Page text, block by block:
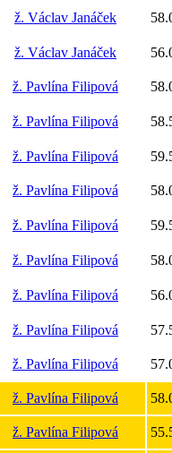
ž. Václav Janáček
ž. Václav Janáček
ž. Pavlína Filipová
ž. Pavlína Filipová
ž. Pavlína Filipová
ž. Pavlína Filipová
ž. Pavlína Filipová
ž. Pavlína Filipová
ž. Pavlína Filipová
ž. Pavlína Filipová
ž. Pavlína Filipová
ž. Pavlína Filipová
ž. Pavlína Filipová